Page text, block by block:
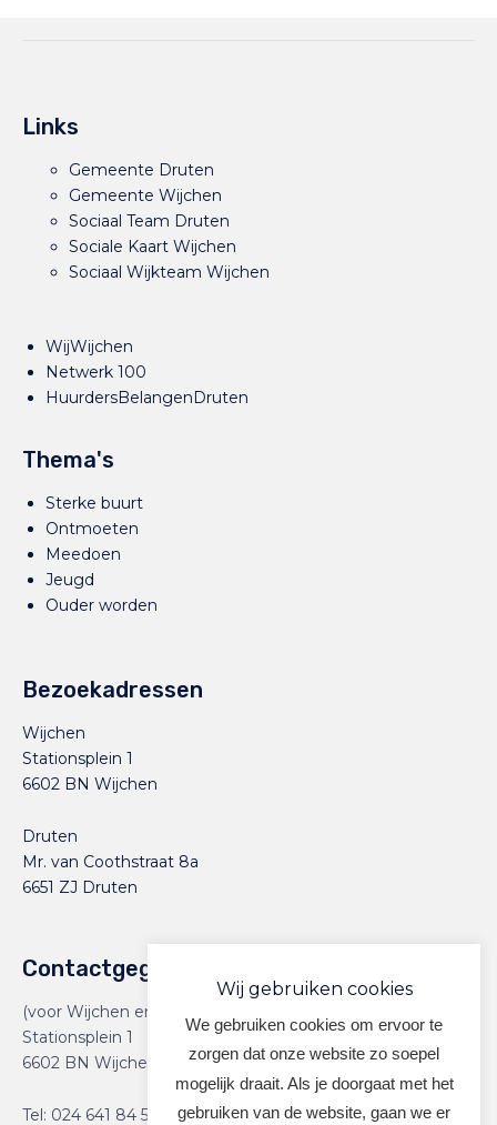
Links
Gemeente Druten
Gemeente Wijchen
Sociaal Team Druten
Sociale Kaart Wijchen
Sociaal Wijkteam Wijchen
WijWijchen
Netwerk 100
HuurdersBelangenDruten
Thema's
Sterke buurt
Ontmoeten
Meedoen
Jeugd
Ouder worden
Bezoekadressen
Wijchen
Stationsplein 1
6602 BN Wijchen
Druten
Mr. van Coothstraat 8a
6651 ZJ Druten
Contactgegevens
(voor Wijchen en Druten)
Stationsplein 1
6602 BN Wijchen
Tel: 024 641 84 59
Wij gebruiken cookies
We gebruiken cookies om ervoor te
zorgen dat onze website zo soepel
mogelijk draait. Als je doorgaat met het
gebruiken van de website, gaan we er